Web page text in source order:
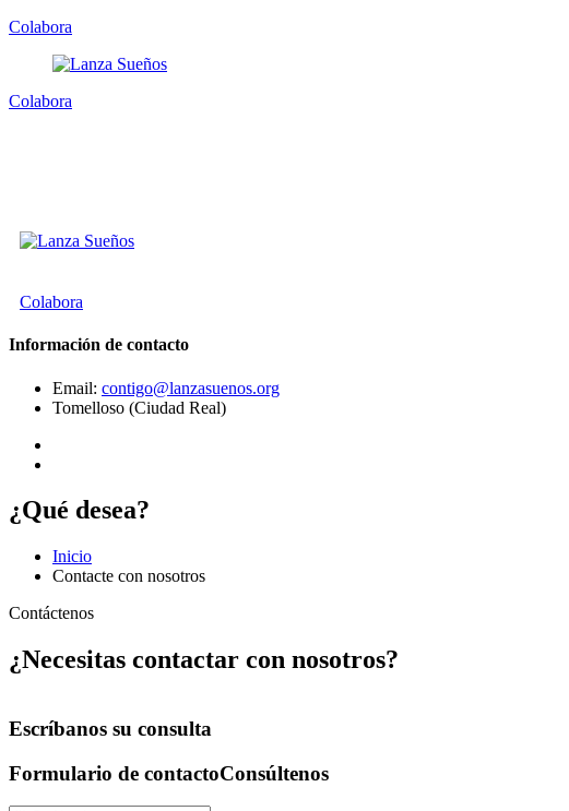
Colabora
Colabora
Colabora
Información de contacto
Email: contigo@lanzasuenos.org
Tomelloso (Ciudad Real)
¿Qué desea?
Inicio
Contacte con nosotros
Contáctenos
¿Necesitas contactar con nosotros?
Escríbanos su consulta
Formulario de contactoConsúltenos